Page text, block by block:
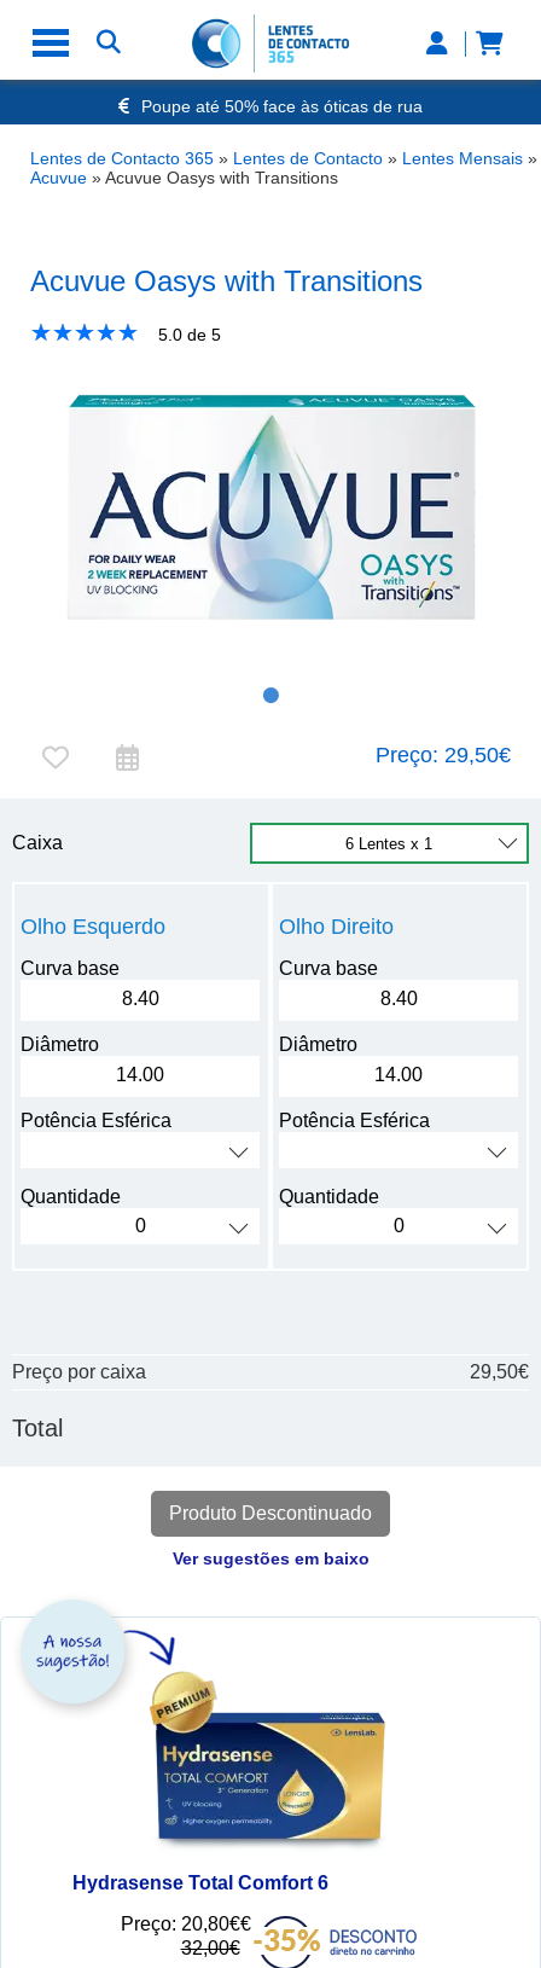
Poupe até 50% face às óticas de rua
Envio Rápido 24h a 48h
Nº1 na Opinião dos Clientes
Lentes de Contacto 365 » Lentes de Contacto » Lentes Mensais »
Acuvue »Acuvue Oasys with Transitions
Acuvue Oasys with Transitions
★★★★★
☆☆☆☆☆ 5.0 de 5
Preço: 29,50€
Caixa
Olho Esquerdo
Curva base
8.40
Diâmetro
14.00
Potência Esférica
Quantidade
Olho Direito
Curva base
8.40
Diâmetro
14.00
Potência Esférica
Quantidade
Preço por caixa 29,50€
Total
Produto Descontinuado
Ver sugestões em baixo
Hydrasense Total Comfort 6
Preço: 20,80€€
32,00€